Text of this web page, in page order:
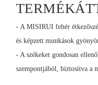
- A MISIRUI fehér
és képzett munkások
- A székeket gondosan
szempontjából, biztosítva a